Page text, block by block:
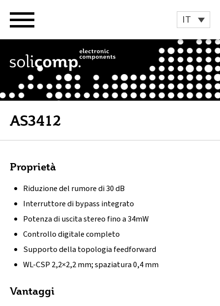
IT
AS3412
Proprietà
Riduzione del rumore di 30 dB
Interruttore di bypass integrato
Potenza di uscita stereo fino a 34mW
Controllo digitale completo
Supporto della topologia feedforward
WL-CSP 2,2×2,2 mm; spaziatura 0,4 mm
Vantaggi